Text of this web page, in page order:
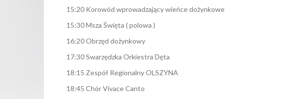
15:20 Korowód wprowadzający wieńce dożynkowe
15:30 Msza Święta ( polowa )
16:20 Obrzęd dożynkowy
17:30 Swarzędzka Orkiestra Dęta
18:15 Zespół Regionalny OLSZYNA
18:45 Chór Vivace Canto